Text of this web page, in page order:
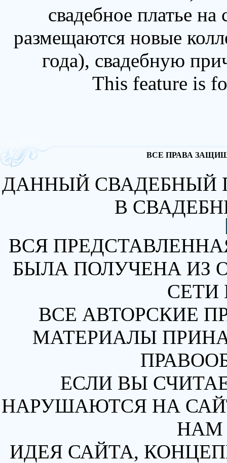
свадебное платье
размещаются новые
года), свадебную
This feature is
ВСЕ ПРАВА
ДАННЫЙ СВАДЕБНЫЙ
В
ВСЯ
БЫЛА ПОЛУЧЕНА ИЗ
СЕТИ
ВСЕ АВТОРСКИЕ
МАТЕРИАЛЫ
ЕСЛИ ВЫ
НАРУШАЮТСЯ НА
НАМ
ИДЕЯ САЙТА,